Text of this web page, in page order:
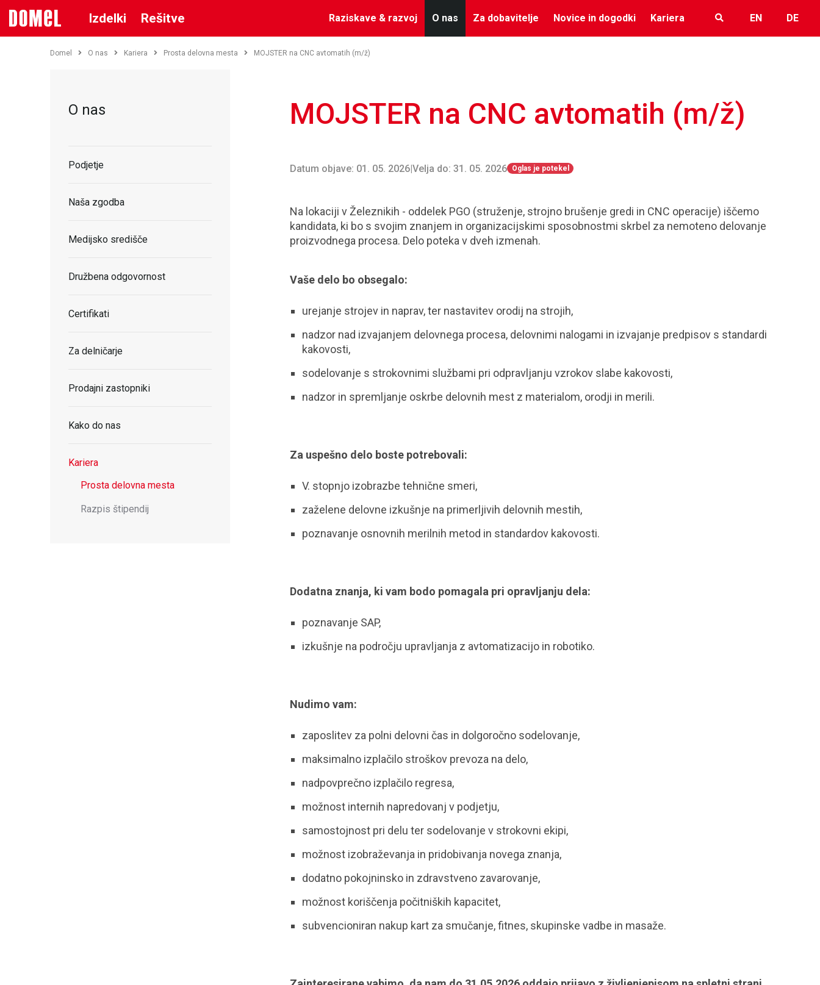
Izdelki Rešitve Raziskave & razvoj O nas Za dobavitelje Novice in dogodki Kariera EN DE
Domel O nas Kariera Prosta delovna mesta MOJSTER na CNC avtomatih (m/ž)
MOJSTER na CNC avtomatih (m/ž)
Datum objave: 01. 05. 2026|Velja do: 31. 05. 2026 Oglas je potekel
Na lokaciji v Železnikih - oddelek PGO (struženje, strojno brušenje gredi in CNC operacije) iščemo
kandidata, ki bo s svojim znanjem in organizacijskimi sposobnostmi skrbel za nemoteno delovanje
proizvodnega procesa. Delo poteka v dveh izmenah.
Vaše delo bo obsegalo:
urejanje strojev in naprav, ter nastavitev orodij na strojih,
nadzor nad izvajanjem delovnega procesa, delovnimi nalogami in izvajanje predpisov s standardi
kakovosti,
sodelovanje s strokovnimi službami pri odpravljanju vzrokov slabe kakovosti,
nadzor in spremljanje oskrbe delovnih mest z materialom, orodji in merili.
Za uspešno delo boste potrebovali:
V. stopnjo izobrazbe tehnične smeri,
zaželene delovne izkušnje na primerljivih delovnih mestih,
poznavanje osnovnih merilnih metod in standardov kakovosti.
Dodatna znanja, ki vam bodo pomagala pri opravljanju dela:
poznavanje SAP,
izkušnje na področju upravljanja z avtomatizacijo in robotiko.
Nudimo vam:
zaposlitev za polni delovni čas in dolgoročno sodelovanje,
maksimalno izplačilo stroškov prevoza na delo,
nadpovprečno izplačilo regresa,
možnost internih napredovanj v podjetju,
samostojnost pri delu ter sodelovanje v strokovni ekipi,
možnost izobraževanja in pridobivanja novega znanja,
dodatno pokojninsko in zdravstveno zavarovanje,
možnost koriščenja počitniških kapacitet,
subvencioniran nakup kart za smučanje, fitnes, skupinske vadbe in masaže.
O nas
Podjetje
Naša zgodba
Medijsko središče
Družbena odgovornost
Certifikati
Za delničarje
Prodajni zastopniki
Kako do nas
Kariera
Prosta delovna mesta
Razpis štipendij